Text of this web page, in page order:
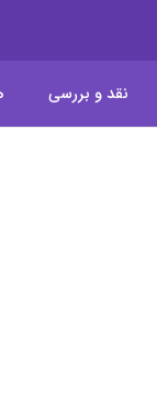
نقد و بررسی